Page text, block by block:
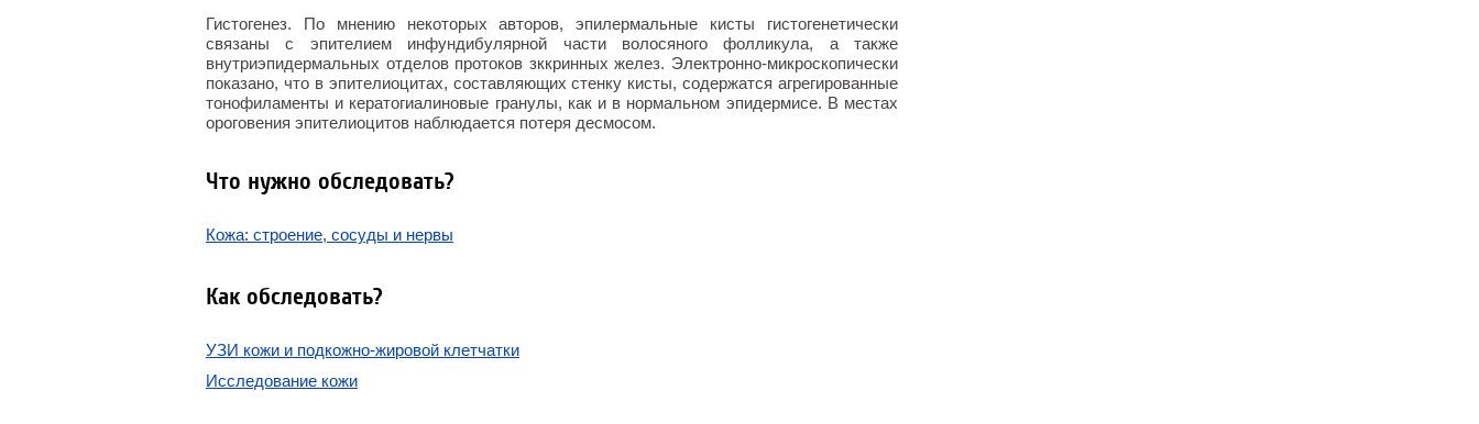
Гистогенез. По мнению некоторых авторов, эпилермальные кисты гистогенетически
связаны с эпителием инфундибулярной части волосяного фолликула, а также
внутриэпидермальных отделов протоков зккринных желез. Электронно-микроскопически
показано, что в эпителиоцитах, составляющих стенку кисты, содержатся агрегированные
тонофиламенты и кератoгиалиновые гранулы, как и в нормальном эпидермисе. В местах
ороговения эпителиоцитов наблюдается потеря десмосом.
Что нужно обследовать?
Кожа: строение, сосуды и нервы
Как обследовать?
УЗИ кожи и подкожно-жировой клетчатки
Исследование кожи